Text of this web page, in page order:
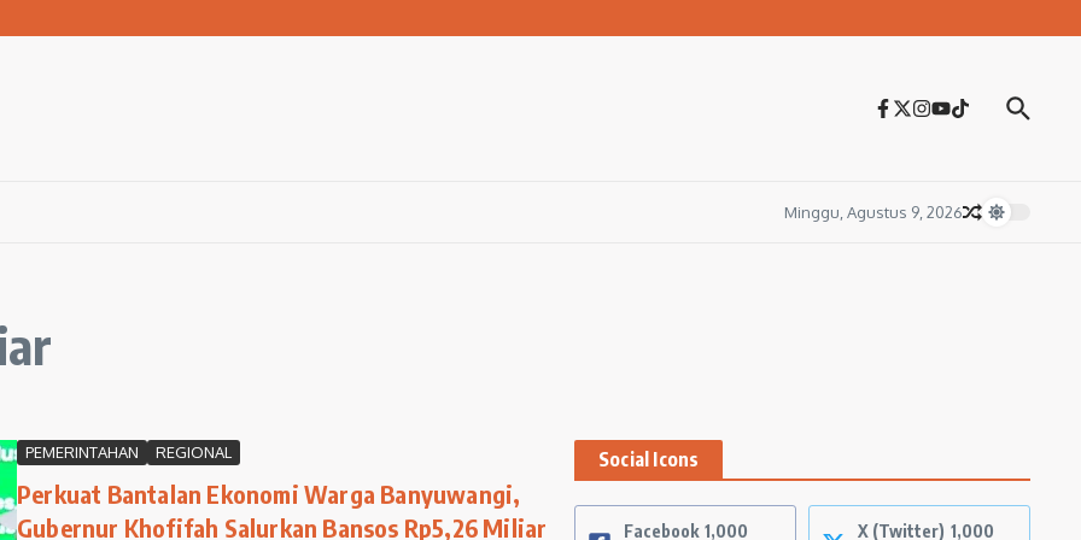
Warga Terdampak Kekeringan
Minggu, Agustus 9, 2026
PEMERINTAHAN REGIONAL
Perkuat Bantalan Ekonomi Warga Banyuwangi,
Gubernur Khofifah Salurkan Bansos Rp5,26 Miliar
Social Icons
Facebook 1,000
X (Twitter) 1,000